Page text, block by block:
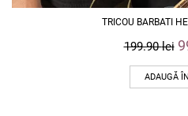
TRICOU BARBATI
199.90lei
ADAUGĂ